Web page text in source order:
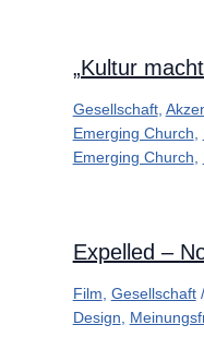
„Kultur
Gesellschaft,
Emerging Church
Emerging Church
Expelled –
Film Gesellschaft/
Design